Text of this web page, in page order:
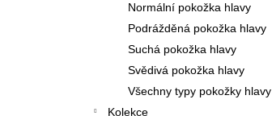
Normální pokožka hlavy
Podrážděná pokožka hlavy
Suchá pokožka hlavy
Svědivá pokožka hlavy
Všechny typy pokožky hlavy
Kolekce